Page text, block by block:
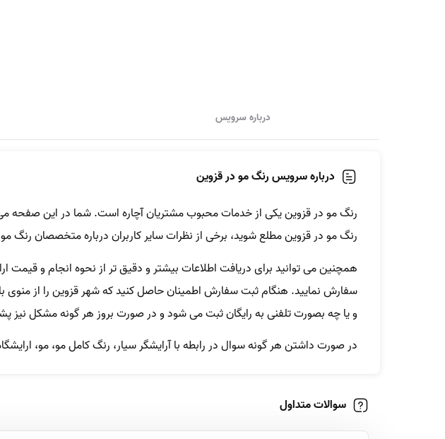
درباره سرویس
درباره سرویس رنگ مو در قزوین
رنگ مو در قزوین یکی از خدمات محبوب مشتریان آچاره است. شما در این صفحه
رنگ مو در قزوین مطلع شوید، برخی از نظرات سایر کاربران درباره متخصصان رنگ
همچنین می توانید برای دریافت اطلاعات بیشتر و دقیق تر از نحوه انجام و قیمت
سفارش نمایید. هنگام ثبت سفارش اطمینان حاصل کنید که شهر قزوین را از منوی
و یا چه بصورت تلفنی به رایگان ثبت می شود و در صورت بروز هر گونه مشکل نیز
در صورت داشتن هر گونه سوال در رابطه با آرایشگر سیار، رنگ کامل مو، مو،
سوالات متداول